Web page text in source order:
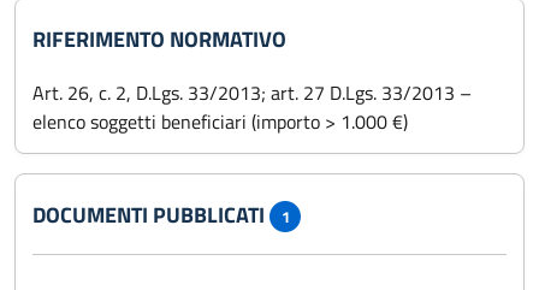
RIFERIMENTO NORMATIVO
Art. 26, c. 2, D.Lgs. 33/2013; art. 27 D.Lgs. 33/2013 –
elenco soggetti beneficiari (importo > 1.000 €)
DOCUMENTI PUBBLICATI 1